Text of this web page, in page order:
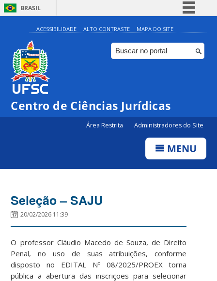
BRASIL
Simplifique!
Comunica BR
Participe
Canais
ACESSIBILIDADE ALTO CONTRASTE MAPA DO SITE
Centro de Ciências Jurídicas
Área Restrita Administradores do Site
MENU
Seleção – SAJU
20/02/2026 11:39
O professor Cláudio Macedo de Souza, de Direito
Penal, no uso de suas atribuições, conforme
disposto no EDITAL Nº 08/2025/PROEX torna
pública a abertura das inscrições para selecionar